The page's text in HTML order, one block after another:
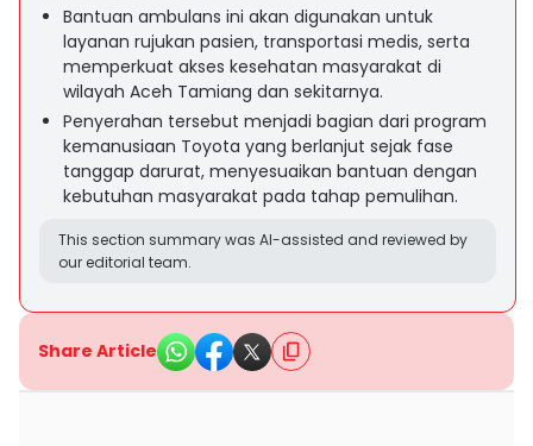
Bantuan ambulans ini akan digunakan untuk
layanan rujukan pasien, transportasi medis, serta
memperkuat akses kesehatan masyarakat di
wilayah Aceh Tamiang dan sekitarnya.
Penyerahan tersebut menjadi bagian dari program
kemanusiaan Toyota yang berlanjut sejak fase
tanggap darurat, menyesuaikan bantuan dengan
kebutuhan masyarakat pada tahap pemulihan.
This section summary was AI-assisted and reviewed by
our editorial team.
Share Article